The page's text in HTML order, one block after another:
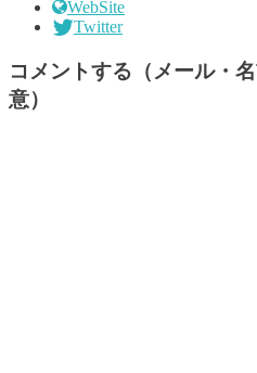
WebSite
Twitter
コメントする（メール・
意）